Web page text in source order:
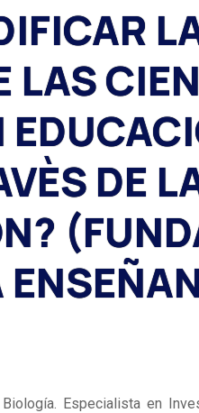
LAS
DE
Especialista en